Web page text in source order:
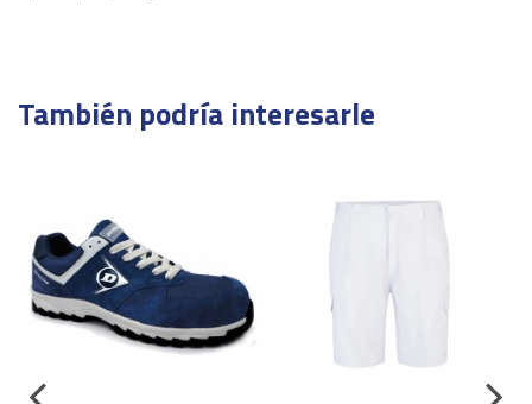
Marca
También podría interesarle